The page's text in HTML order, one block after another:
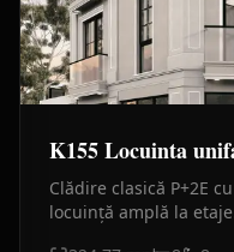
K155 Locuinta
Clădire clasică P+2E
locuință amplă la